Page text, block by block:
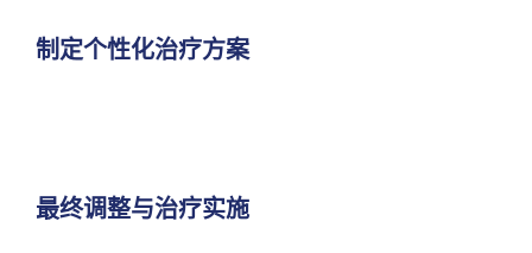
制定个性化治疗方案
最终调整与治疗实施